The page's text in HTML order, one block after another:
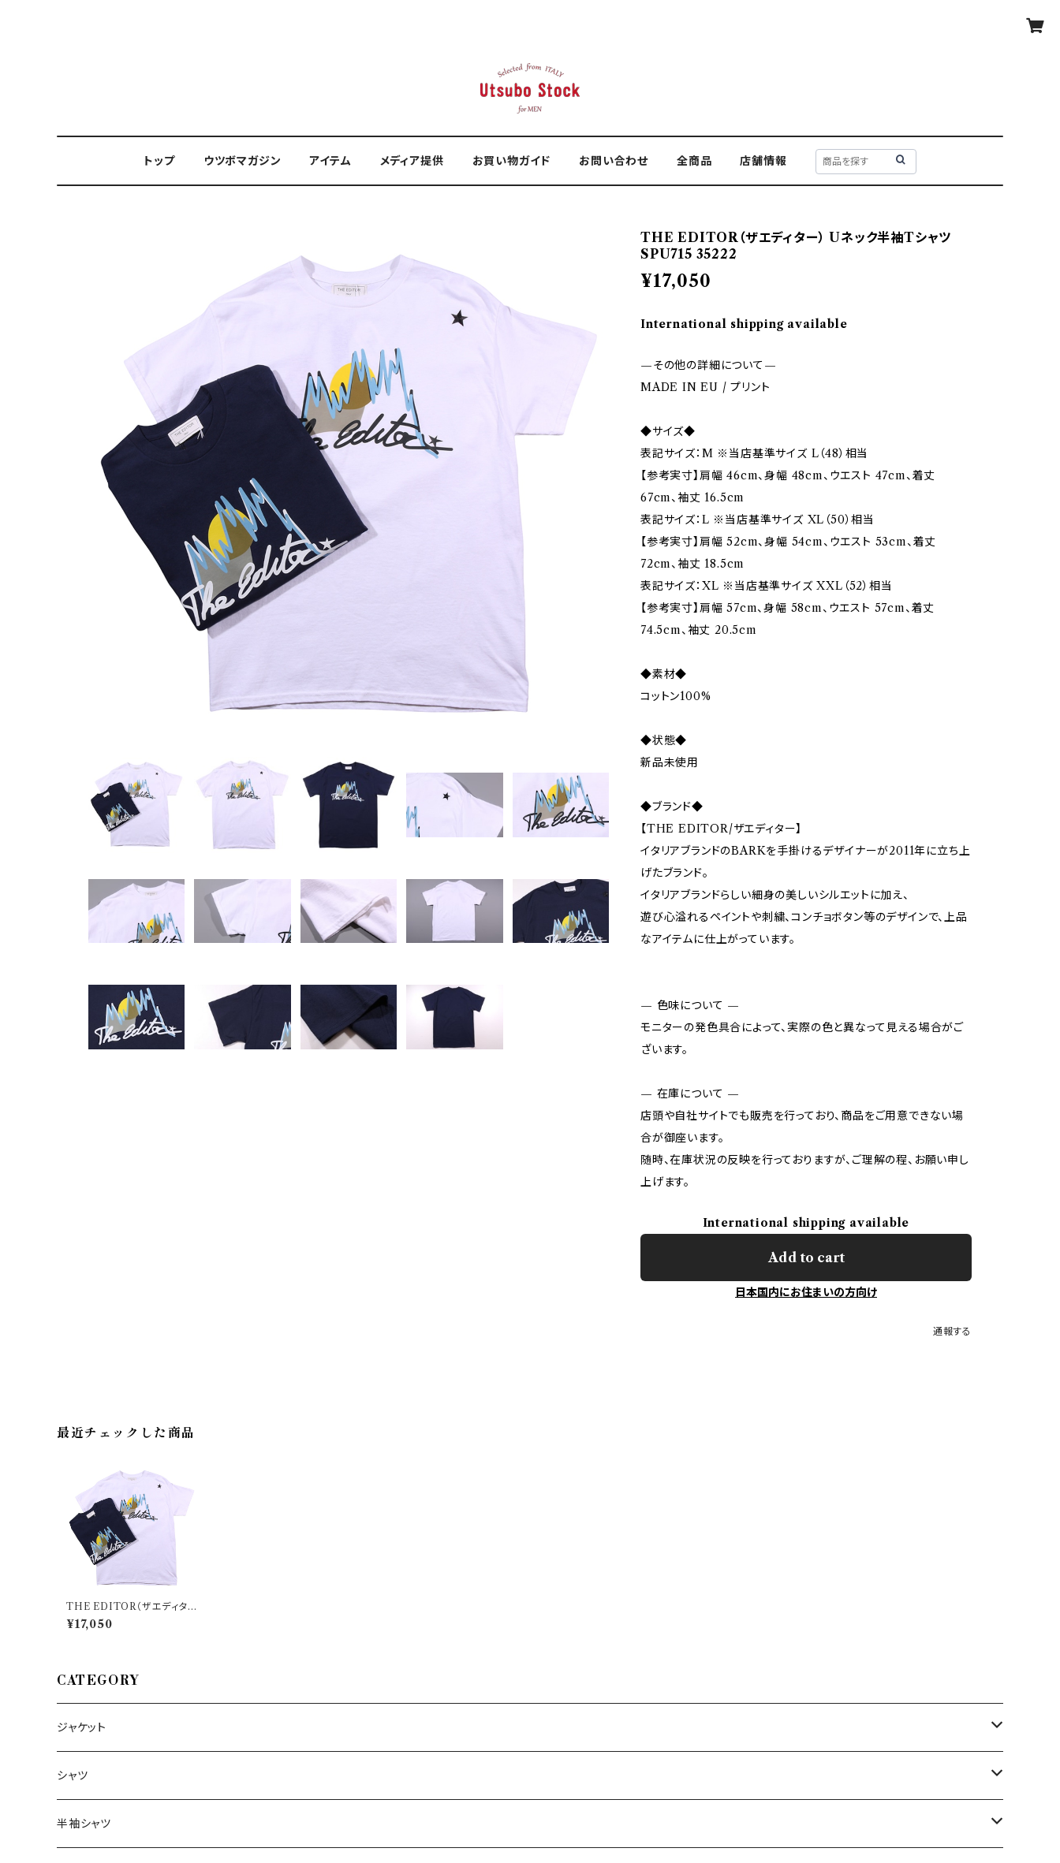
トップ ウツボマガジン アイテム メディア提供 お買い物ガイド お問い合わせ 全商品 店舗情報
THE EDITOR（ザエディター） Uネック半袖Tシャツ
SPU715 35222
¥17,050
International shipping available
—その他の詳細について—
MADE IN EU / プリント
◆サイズ◆
表記サイズ：M ※当店基準サイズ L（48）相当
【参考実寸】肩幅 46cm、身幅 48cm、ウエスト 47cm、着丈
67cm、袖丈 16.5cm
表記サイズ：L ※当店基準サイズ XL（50）相当
【参考実寸】肩幅 52cm、身幅 54cm、ウエスト 53cm、着丈
72cm、袖丈 18.5cm
表記サイズ：XL ※当店基準サイズ XXL（52）相当
【参考実寸】肩幅 57cm、身幅 58cm、ウエスト 57cm、着丈
74.5cm、袖丈 20.5cm
◆素材◆
コットン100%
◆状態◆
新品未使用
◆ブランド◆
【THE EDITOR/ザエディター】
イタリアブランドのBARKを手掛けるデザイナーが2011年に立ち上
げたブランド。
イタリアブランドらしい細身の美しいシルエットに加え、
遊び心溢れるペイントや刺繍、コンチョボタン等のデザインで、上品
なアイテムに仕上がっています。
— 色味について —
モニターの発色具合によって、実際の色と異なって見える場合がご
ざいます。
— 在庫について —
店頭や自社サイトでも販売を行っており、商品をご用意できない場
合が御座います。
随時、在庫状況の反映を行っておりますが、ご理解の程、お願い申し
上げます。
International shipping available
Add to cart
日本国内にお住まいの方向け
通報する
最近チェックした商品
THE EDITOR（ザエディタ
ー） Uネック半袖Tシャツ SP
U715 35222
¥17,050
CATEGORY
ジャケット
～44/S
46/M
シャツ
～44/S
半袖シャツ